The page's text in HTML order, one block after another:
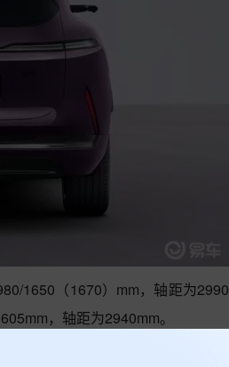
1650（1670）mm，轴距为2990
，轴距为2940mm。
最大功率110千瓦，单电机版最大